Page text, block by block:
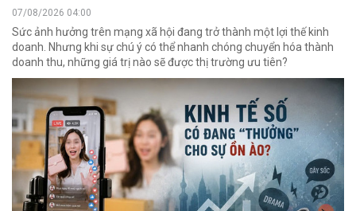
07/08/2026 04:00
Sức ảnh hưởng trên mạng xã hội đang trở thành một lợi thế kinh
doanh. Nhưng khi sự chú ý có thể nhanh chóng chuyển hóa thành
doanh thu, những giá trị nào sẽ được thị trường ưu tiên?